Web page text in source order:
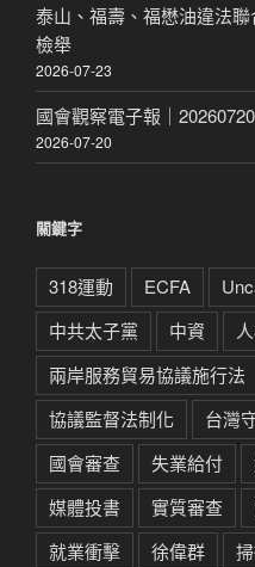
泰山、福壽、福懋油違法
檢舉
2026-07-23
國會觀察電子報｜
2026-07-20
關鍵字
318運動 ECFA
中共太子黨
中資
兩岸服務貿易協議施行法
協議監督法制化
台灣
國會審查
失業給付
媒體投書
實質審查
就業衝擊
徐偉群